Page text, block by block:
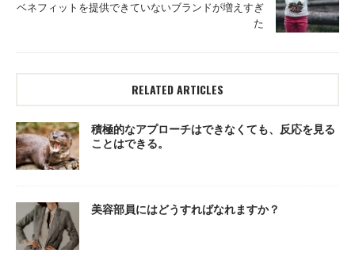
ベネフィットを提供できていないブランドが増えすぎ
た
RELATED ARTICLES
積極的なアプローチはできなくても、反応を見る
ことはできる。
美容部員にはどうすればなれますか？